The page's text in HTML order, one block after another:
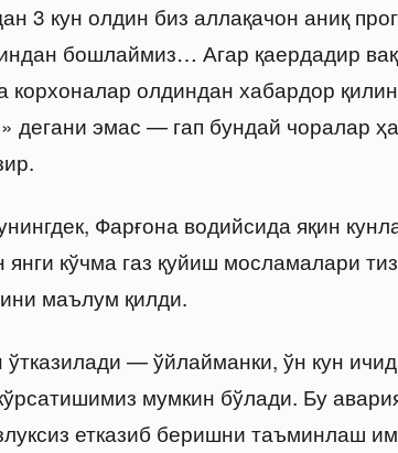
3 кун олдин биз аллақачон аниқ
бошлаймиз… Агар қаердадир
корхоналар олдиндан хабардор
дегани эмас — гап бундай чоралар
Фарғона водийсида яқин
янги кўчма газ қуйиш мосламалари
маълум қилди.
— ўйлайманки, ўн кун
мумкин бўлади. Бу
етказиб беришни таъминлаш